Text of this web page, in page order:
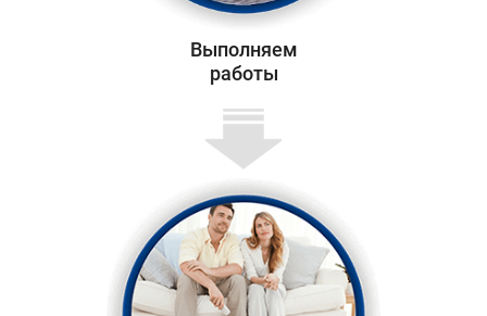
Выполняем
работы